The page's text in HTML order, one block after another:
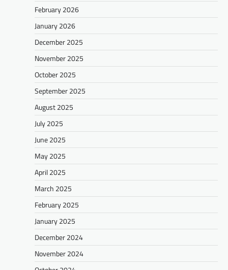
February 2026
January 2026
December 2025
November 2025
October 2025
September 2025
August 2025
July 2025
June 2025
May 2025
April 2025
March 2025
February 2025
January 2025
December 2024
November 2024